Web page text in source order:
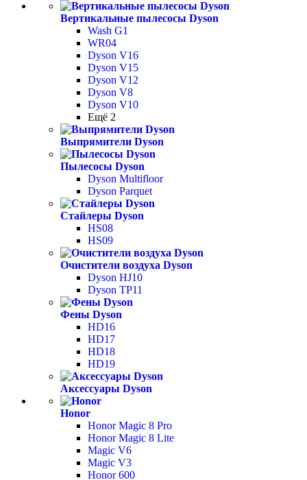
Вертикальные пылесосы Dyson
Wash G1
WR04
Dyson V16
Dyson V15
Dyson V12
Dyson V8
Dyson V10
Ещё 2
Выпрямители Dyson
Пылесосы Dyson
Dyson Multifloor
Dyson Parquet
Стайлеры Dyson
HS08
HS09
Очистители воздуха Dyson
Dyson HJ10
Dyson TP11
Фены Dyson
HD16
HD17
HD18
HD19
Аксессуары Dyson
Honor
Honor Magic 8 Pro
Honor Magic 8 Lite
Magic V6
Magic V3
Honor 600